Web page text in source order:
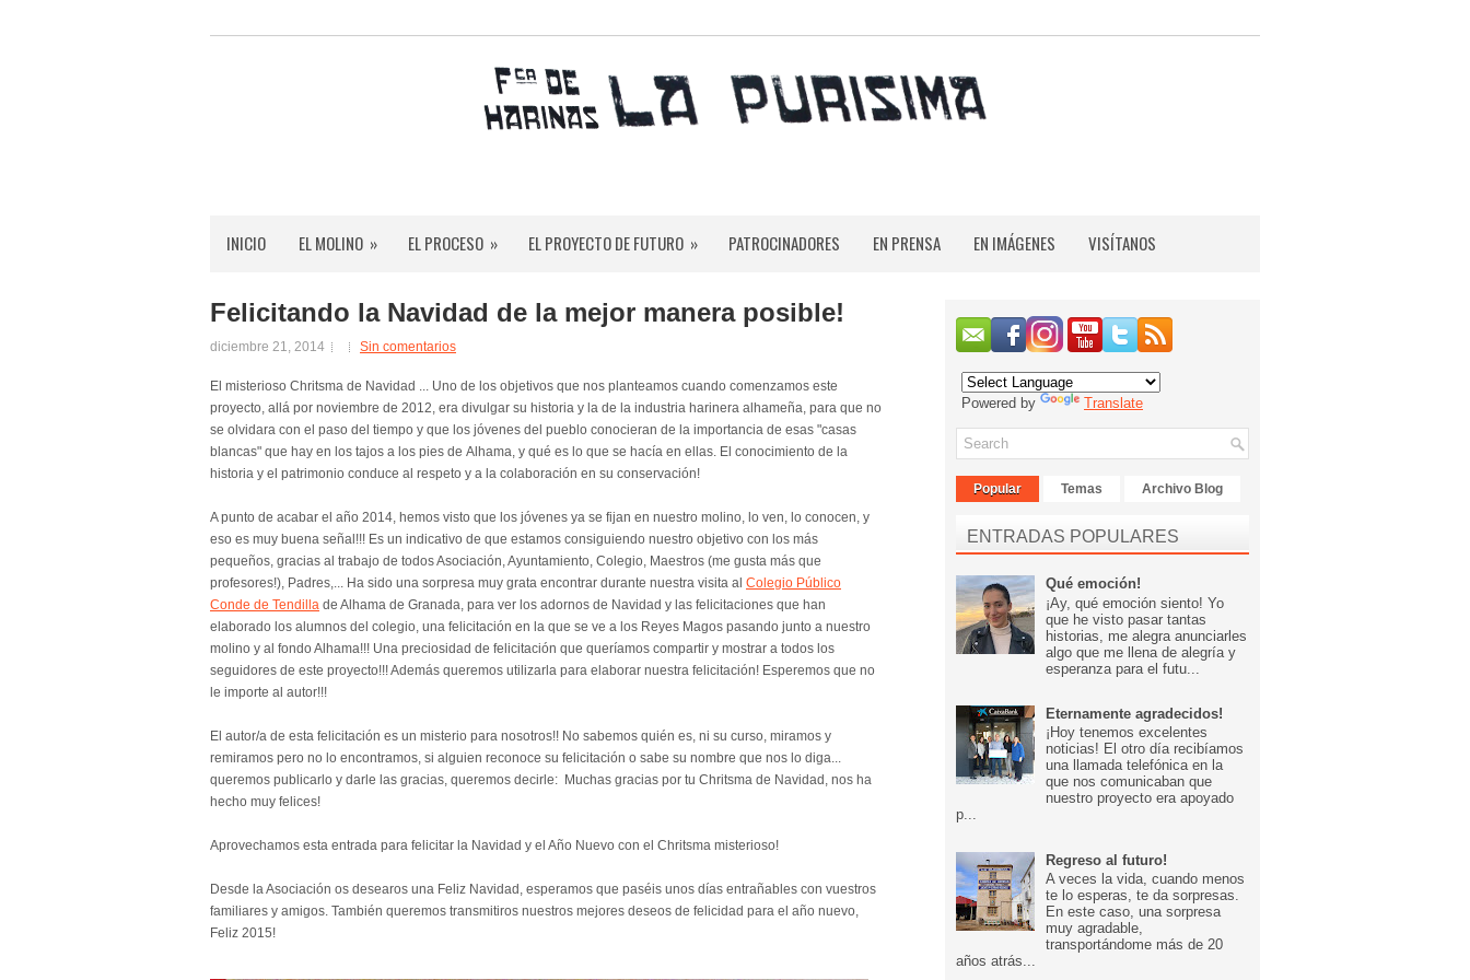
INICIO EL MOLINO » EL PROCESO » EL PROYECTO DE FUTURO » PATROCINADORES EN PRENSA EN IMÁGENES VISÍTANOS
Felicitando la Navidad de la mejor manera posible!
diciembre 21, 2014 Sin comentarios
El misterioso Chritsma de Navidad ... Uno de los objetivos que nos planteamos cuando comenzamos este
proyecto, allá por noviembre de 2012, era divulgar su historia y la de la industria harinera alhameña, para que no
se olvidara con el paso del tiempo y que los jóvenes del pueblo conocieran de la importancia de esas "casas
blancas" que hay en los tajos a los pies de Alhama, y qué es lo que se hacía en ellas. El conocimiento de la
historia y el patrimonio conduce al respeto y a la colaboración en su conservación!
A punto de acabar el año 2014, hemos visto que los jóvenes ya se fijan en nuestro molino, lo ven, lo conocen, y
eso es muy buena señal!!! Es un indicativo de que estamos consiguiendo nuestro objetivo con los más
pequeños, gracias al trabajo de todos Asociación, Ayuntamiento, Colegio, Maestros (me gusta más que
profesores!), Padres,... Ha sido una sorpresa muy grata encontrar durante nuestra visita al Colegio Público
Conde de Tendilla de Alhama de Granada, para ver los adornos de Navidad y las felicitaciones que han
elaborado los alumnos del colegio, una felicitación en la que se ve a los Reyes Magos pasando junto a nuestro
molino y al fondo Alhama!!! Una preciosidad de felicitación que queríamos compartir y mostrar a todos los
seguidores de este proyecto!!! Además queremos utilizarla para elaborar nuestra felicitación! Esperemos que no
le importe al autor!!!
El autor/a de esta felicitación es un misterio para nosotros!! No sabemos quién es, ni su curso, miramos y
remiramos pero no lo encontramos, si alguien reconoce su felicitación o sabe su nombre que nos lo diga...
queremos publicarlo y darle las gracias, queremos decirle: Muchas gracias por tu Chritsma de Navidad, nos ha
hecho muy felices!
Aprovechamos esta entrada para felicitar la Navidad y el Año Nuevo con el Chritsma misterioso!
Desde la Asociación os desearos una Feliz Navidad, esperamos que paséis unos días entrañables con vuestros
familiares y amigos. También queremos transmitiros nuestros mejores deseos de felicidad para el año nuevo,
Feliz 2015!
Powered by Translate
Popular Temas Archivo Blog
ENTRADAS POPULARES
Qué emoción!
¡Ay, qué emoción siento! Yo
que he visto pasar tantas
historias, me alegra anunciarles
algo que me llena de alegría y
esperanza para el futu...
Eternamente agradecidos!
¡Hoy tenemos excelentes
noticias! El otro día recibíamos
una llamada telefónica en la
que nos comunicaban que
nuestro proyecto era apoyado
p...
Regreso al futuro!
A veces la vida, cuando menos
te lo esperas, te da sorpresas.
En este caso, una sorpresa
muy agradable,
transportándome más de 20
años atrás...